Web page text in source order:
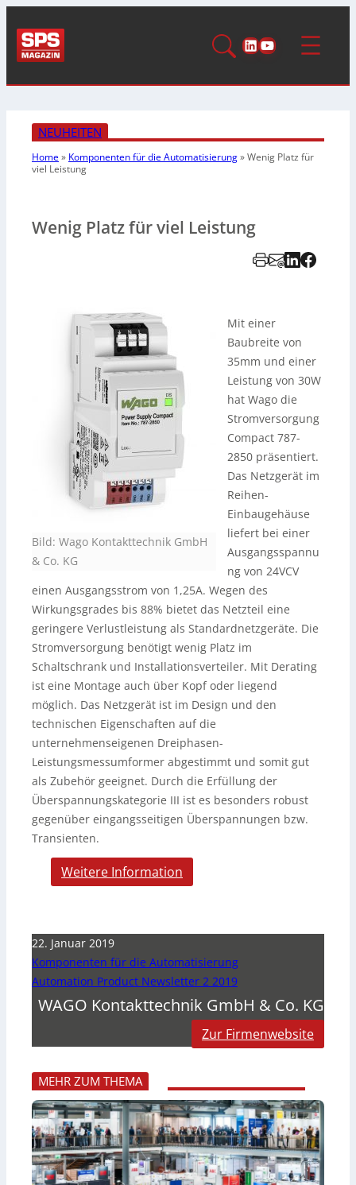
LinkedIn
YouTube
NEUHEITEN
Home» Komponenten für die Automatisierung»Wenig Platz für
viel Leistung
Wenig Platz für viel Leistung
Bild: Wago Kontakttechnik GmbH
& Co. KG
Mit einer
Baubreite von
35mm und einer
Leistung von 30W
hat Wago die
Stromversorgung
Compact 787-
2850 präsentiert.
Das Netzgerät im
Reihen-
Einbaugehäuse
liefert bei einer
Ausgangsspannu
ng von 24VCV
einen Ausgangsstrom von 1,25A. Wegen des
Wirkungsgrades bis 88% bietet das Netzteil eine
geringere Verlustleistung als Standardnetzgeräte. Die
Stromversorgung benötigt wenig Platz im
Schaltschrank und Installationsverteiler. Mit Derating
ist eine Montage auch über Kopf oder liegend
möglich. Das Netzgerät ist im Design und den
technischen Eigenschaften auf die
unternehmenseigenen Dreiphasen-
Leistungsmessumformer abgestimmt und somit gut
als Zubehör geeignet. Durch die Erfüllung der
Überspannungskategorie III ist es besonders robust
gegenüber eingangsseitigen Überspannungen bzw.
Transienten.
Weitere Information
22. Januar 2019
Komponenten für die Automatisierung
Automation Product Newsletter 2 2019
WAGO Kontakttechnik GmbH & Co. KG
Zur Firmenwebsite
MEHR ZUM THEMA